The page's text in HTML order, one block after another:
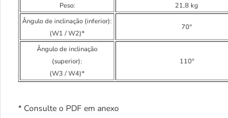
Peso: 21,8 kg
Ângulo de inclinação (inferior):
(W1 / W2)*
70°
Ângulo de inclinação
(superior):
(W3 / W4)*
110°
* Consulte o PDF em anexo